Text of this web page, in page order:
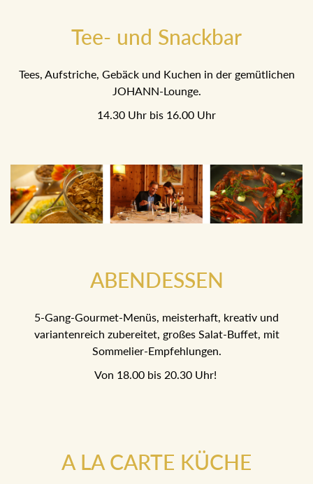
Tee- und Snackbar
Tees, Aufstriche, Gebäck und Kuchen in der gemütlichen
JOHANN-Lounge.
14.30 Uhr bis 16.00 Uhr
ABENDESSEN
5-Gang-Gourmet-Menüs, meisterhaft, kreativ und
variantenreich zubereitet, großes Salat-Buffet, mit
Sommelier-Empfehlungen.
Von 18.00 bis 20.30 Uhr!
A LA CARTE KÜCHE